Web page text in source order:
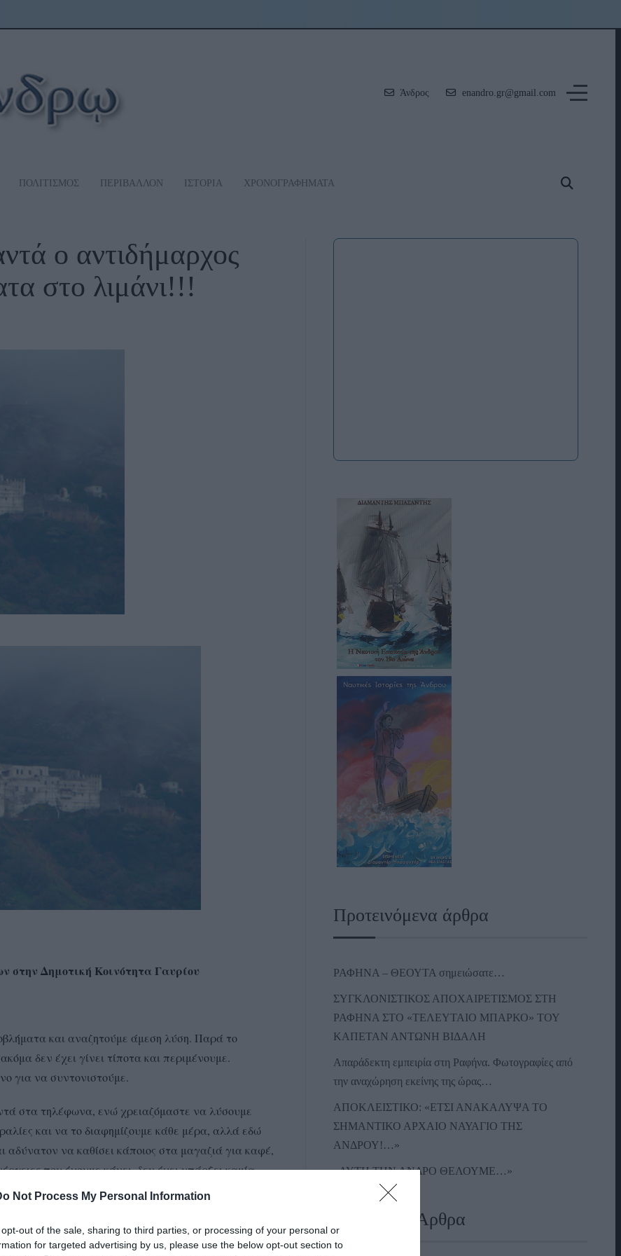
Not Process My Personal Information
out of the sale, sharing to third parties, or processing of your personal or
for targeted advertising by us, please use the below opt-out section to
Άνδρος enandro.gr@gmail.com
ΠΟΛΙΤΙΣΜΟΣ ΠΕΡΙΒΑΛΛΟΝ ΙΣΤΟΡΙΑ ΧΡΟΝΟΓΡΑΦΗΜΑΤΑ
ο αντιδήμαρχος
στο λιμάνι!!!
Δημοτική Κοινότητα Γαυρίου
και αναζητούμε άμεση λύση. Παρά το
δεν έχει γίνει τίποτα και περιμένουμε.
για να συντονιστούμε.
στα τηλέφωνα, ενώ χρειαζόμαστε να λύσουμε
και να το διαφημίζουμε κάθε μέρα, αλλά εδώ
αδύνατον να καθίσει κάποιος στα μαγαζιά για καφέ,
που έχουμε κάνει, δεν έχει υπάρξει καμία
κανένα άμεσο ζήτημα όχι μόνο δεν έχει λυθεί, αλλά
ζητώ τη δική σας παρέμβαση ώστε να
Προτεινόμενα άρθρα
ΡΑΦΗΝΑ – ΘΕΟΥΤΑ σημειώσατε…
ΣΥΓΚΛΟΝΙΣΤΙΚΟΣ ΑΠΟΧΑΙΡΕΤΙΣΜΟΣ ΣΤΗ
ΡΑΦΗΝΑ ΣΤΟ «ΤΕΛΕΥΤΑΙΟ ΜΠΑΡΚΟ» ΤΟΥ
ΚΑΠΕΤΑΝ ΑΝΤΩΝΗ ΒΙΔΑΛΗ
Απαράδεκτη εμπειρία στη Ραφήνα. Φωτογραφίες από
την αναχώρηση εκείνης της ώρας…
ΑΠΟΚΛΕΙΣΤΙΚΟ: «ΕΤΣΙ ΑΝΑΚΑΛΥΨΑ ΤΟ
ΣΗΜΑΝΤΙΚΟ ΑΡΧΑΙΟ ΝΑΥΑΓΙΟ ΤΗΣ
ΑΝΔΡΟΥ!…»
«ΑΥΤΗ ΤΗΝ ΑΝΔΡΟ ΘΕΛΟΥΜΕ…»
Πρόσφατα Άρθρα